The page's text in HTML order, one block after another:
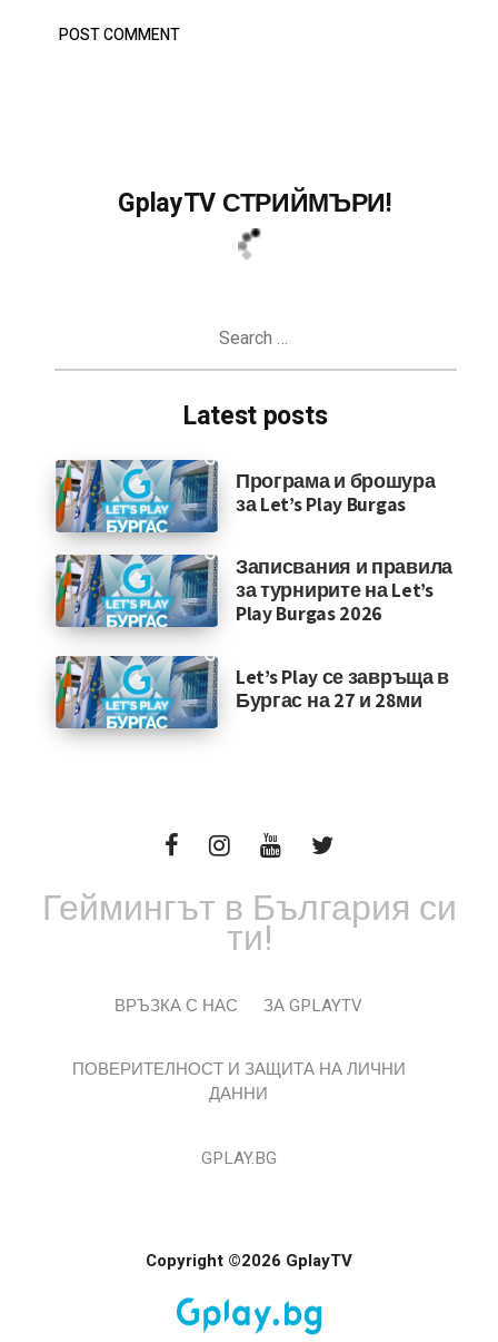
GplayTV СТРИЙМЪРИ!
Latest posts
Програма и брошура
за Let’s Play Burgas
Записвания и правила
за турнирите на Let’s
Play Burgas 2026
Let’s Play се завръща в
Бургас на 27 и 28ми
Геймингът в България си
ти!
ВРЪЗКА С НАС ЗА GPLAYTV
ПОВЕРИТЕЛНОСТ И ЗАЩИТА НА ЛИЧНИ
ДАННИ
GPLAY.BG
Copyright ©2026 GplayTV